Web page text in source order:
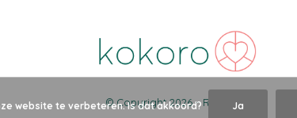
© Copyright2026-RSS-feed
website te verbeteren. Is dat akkoord? Ja